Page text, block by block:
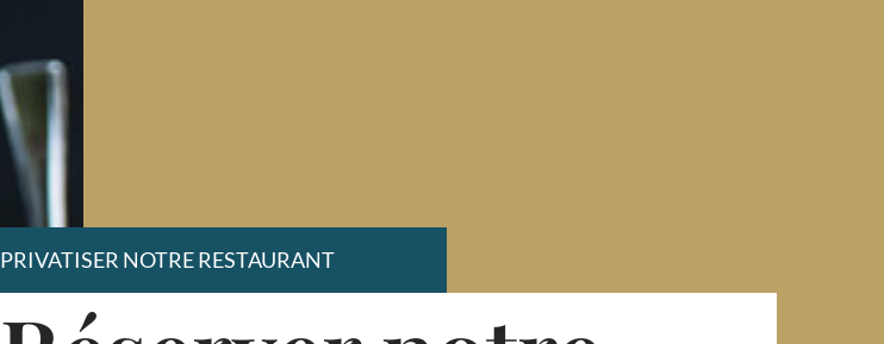
PRIVATISER NOTRE RESTAURANT